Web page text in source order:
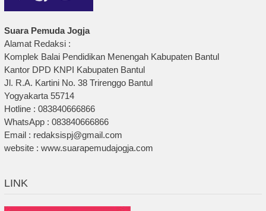
Suara Pemuda Jogja
Alamat Redaksi :
Komplek Balai Pendidikan Menengah Kabupaten Bantul
Kantor DPD KNPI Kabupaten Bantul
Jl. R.A. Kartini No. 38 Trirenggo Bantul
Yogyakarta 55714
Hotline : 083840666866
WhatsApp : 083840666866
Email : redaksispj@gmail.com
website : www.suarapemudajogja.com
LINK